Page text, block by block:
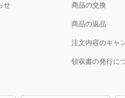
せ 商品の交換
商品の返品
注文内容のキャ
領収書の発行に